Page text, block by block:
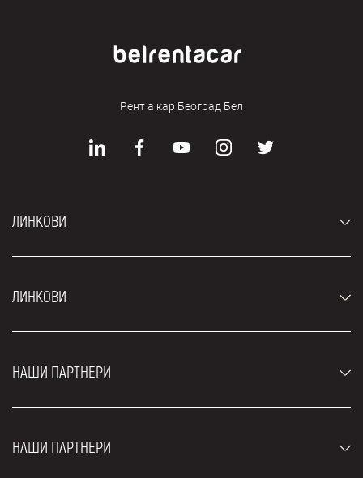
Рент а кар Београд Бел
ЛИНКОВИ
Луксузни аутомобили
ЛИНКОВИ
Блог
НАШИ ПАРТНЕРИ
НАШИ ПАРТНЕРИ